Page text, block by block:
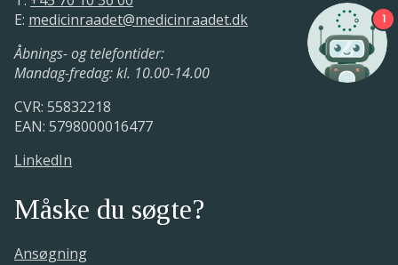
E: medicinraadet@medicinraadet.dk
Åbnings- og telefontider:
Mandag-fredag: kl. 10.00-14.00
CVR: 55832218
EAN: 5798000016477
LinkedIn
Måske du søgte?
Ansøgning
1